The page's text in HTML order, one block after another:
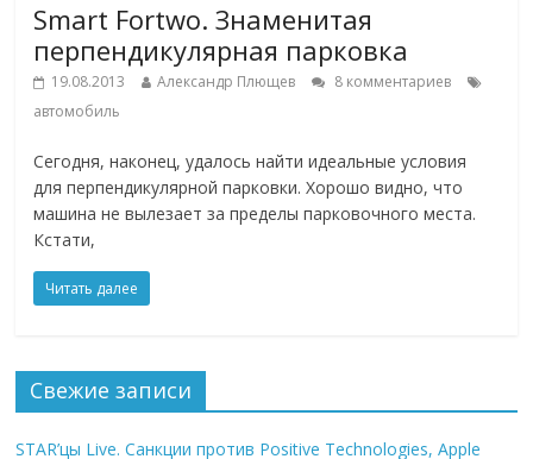
Smart Fortwo. Знаменитая
перпендикулярная парковка
19.08.2013 Александр Плющев
8 комментариев
автомобиль
Сегодня, наконец, удалось найти идеальные условия
для перпендикулярной парковки. Хорошо видно, что
машина не вылезает за пределы парковочного места.
Кстати,
Читать далее
Свежие записи
STAR’цы Live. Санкции против Positive Technologies, Apple